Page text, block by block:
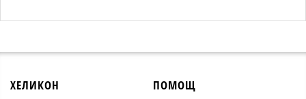
ХЕЛИКОН ПОМОЩ